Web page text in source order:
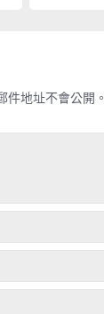
件地址不會公開。